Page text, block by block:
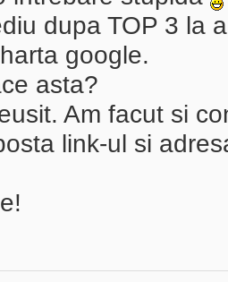
dupa TOP 3 la
google.
asta?
Am facut si
link-ul si